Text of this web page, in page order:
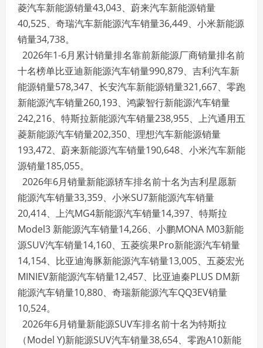
菱汽车新能源销量43,043、蔚来汽车新能源销量
40,525、奇瑞汽车新能源汽车销量36,449、小米新能源
销量34,738。
2026年1-6月累计销量排名靠前新能源厂商销量排名前
十名榜单比亚迪新能源汽车销量990,879、吉利汽车新
能源销量578,347、长安汽车新能源销量321,667、零跑
新能源汽车销量260,193、鸿蒙智行新能源汽车销量
242,216、特斯拉新能源汽车销量238,955、上汽通用五
菱新能源汽车销量202,350、理想汽车新能源销量
193,472、蔚来新能源汽车销量190,648、小米汽车新能
源销量185,055。
2026年6月销量新能源轿车排名前十名为吉利星愿新
能源汽车销量33,359、小米SU7新能源汽车销量
20,414、上汽MG4新能源汽车销量14,397、特斯拉
Model3 新能源汽车销量14,266、小鹏MONA M03新能
源SUV汽车销量14,160、五菱缤果Pro新能源汽车销量
14,154、比亚迪海豚新能源汽车销量13,005、五菱宏光
MINIEV新能源汽车销量12,457、比亚迪秦PLUS DM新
能源汽车销量10,880、奇瑞新能源汽车QQ3EV销量
10,524。
2026年6月销量新能源SUV车排名前十名为特斯拉
（Model Y)新能源SUV汽车销量38,654、零跑A10新能